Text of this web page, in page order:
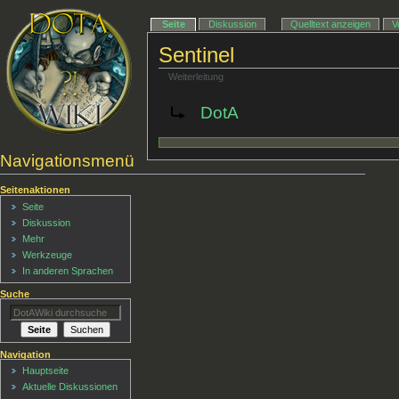
Sentinel
Weiterleitung
DotA
Navigationsmenü
Seite Diskussion Quelltext anzeigen
Seitenaktionen
Seite
Diskussion
Mehr
Werkzeuge
In anderen Sprachen
Suche
Navigation
Hauptseite
Aktuelle Diskussionen